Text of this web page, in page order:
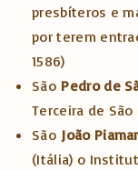
presbíteros e
por terem
1586)
São Pedro de
Terceira de São
São João
(Itália) o